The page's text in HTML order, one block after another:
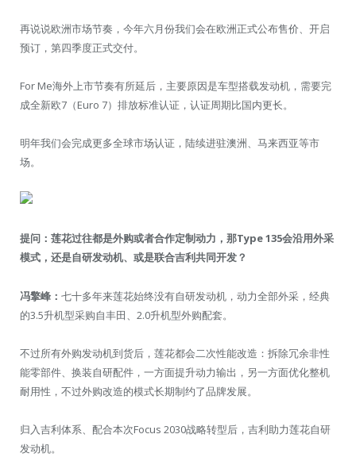
再说说欧洲市场节奏，今年六月份我们会在欧洲正式公布售价、开启
预订，第四季度正式交付。
For Me海外上市节奏有所延后，主要原因是车型搭载发动机，需要完
成全新欧7（Euro 7）排放标准认证，认证周期比国内更长。
明年我们会完成更多全球市场认证，陆续进驻澳洲、马来西亚等市
场。
提问：莲花过往都是外购或者合作定制动力，那Type 135会沿用外采
模式，还是自研发动机、或是联合吉利共同开发？
冯擎峰： 七十多年来莲花始终没有自研发动机，动力全部外采，经典
的3.5升机型采购自丰田、2.0升机型外购配套。
不过所有外购发动机到货后，莲花都会二次性能改造：拆除冗余非性
能零部件、换装自研配件，一方面提升动力输出，另一方面优化整机
耐用性，不过外购改造的模式长期制约了品牌发展。
归入吉利体系、配合本次Focus 2030战略转型后，吉利助力莲花自研
发动机。